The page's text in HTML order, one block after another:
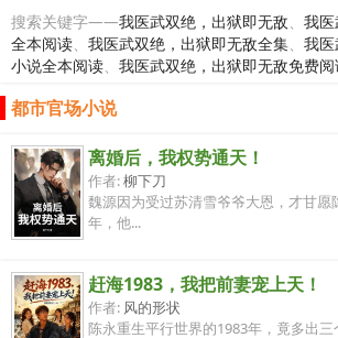
搜索关键字——我医武双绝，出狱即无敌、 我
全本阅读、 我医武双绝，出狱即无敌全集、 我
小说全本阅读、 我医武双绝，出狱即无敌免费
都市官场小说
离婚后，我权势通天！
作者:柳下刀
魏源因为受过苏清雪爷爷大恩，才甘愿
年，他...
赶海1983，我把前妻宠上天！
作者: 风的形状
陈永重生平行世界的1983年，竟多出